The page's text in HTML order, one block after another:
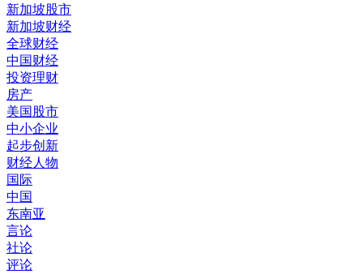
新加坡股市
新加坡财经
全球财经
中国财经
投资理财
房产
美国股市
中小企业
起步创新
财经人物
国际
中国
东南亚
言论
社论
评论